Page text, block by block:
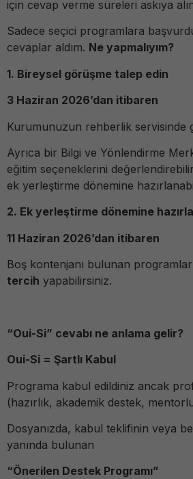
için cevap verme süreleri askıya
Sadece seçici programlara
cevaplar aldım. Ne yapmalıyım?
1. Bireysel görüşme talep edin
3 Haziran 2026’dan itibaren
Kurumunuzun rehberlik servisinde
Ayrıca bir Bilgi ve Yönlendirme
eğitim seçeneklerini
ek yerleştirme dönemine
2. Ek yerleştirme dönemine
11 Haziran 2026’dan itibaren
Boş kontenjanı bulunan
tercih yapabilirsiniz.
“Oui-Si” cevabı ne anlama gelir?
Oui-Si = Şartlı Kabul
Programa kabul edildiniz ancak
(hazırlık, akademik destek,
Dosyanızda, kabul teklifinin veya
yanında bulunan
“Önerilen Destek Programı”